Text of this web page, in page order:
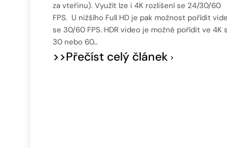
za vteřinu). Využít lze i 4K rozlišení se 24/30/60
FPS. U nižšího Full HD je pak možnost pořídit
se 30/60 FPS. HDR video je možné pořídit ve 4K
30 nebo 60…
>>Přečíst celý článek